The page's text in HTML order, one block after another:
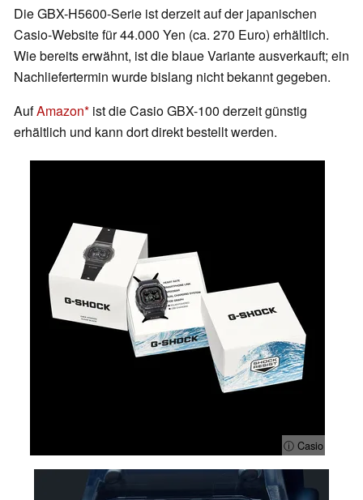
Die GBX-H5600-Serie ist derzeit auf der japanischen
Casio-Website für 44.000 Yen (ca. 270 Euro) erhältlich.
Wie bereits erwähnt, ist die blaue Variante ausverkauft; ein
Nachliefertermin wurde bislang nicht bekannt gegeben.
AufAmazon ist die Casio GBX-100 derzeit günstig
erhältlich und kann dort direkt bestellt werden.
ⓘ Casio